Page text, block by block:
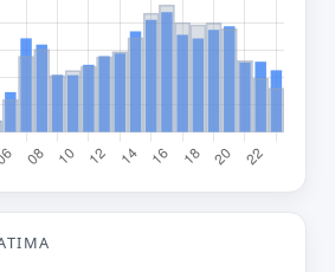
Koje pitanje želiš da ova
(npr. “kada je
ovaj skok?”, “što još
Prijava problema